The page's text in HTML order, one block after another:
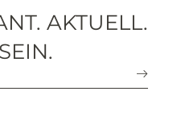
AKTUELL.